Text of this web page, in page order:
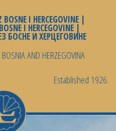
I HERCEGOVINE |
I HERCEGOVINE |
БОСНЕ И ХЕРЦЕГОВИНЕ
AND HERZEGOVINA
Established 1926.